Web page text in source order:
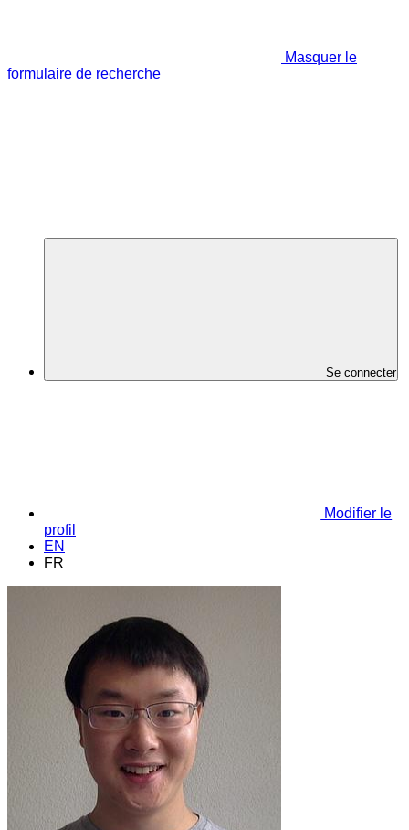
Masquer le
formulaire de recherche
Se connecter
Modifier le
profil
EN
FR